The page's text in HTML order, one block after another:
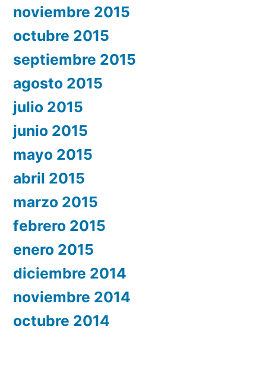
noviembre 2015
octubre 2015
septiembre 2015
agosto 2015
julio 2015
junio 2015
mayo 2015
abril 2015
marzo 2015
febrero 2015
enero 2015
diciembre 2014
noviembre 2014
octubre 2014